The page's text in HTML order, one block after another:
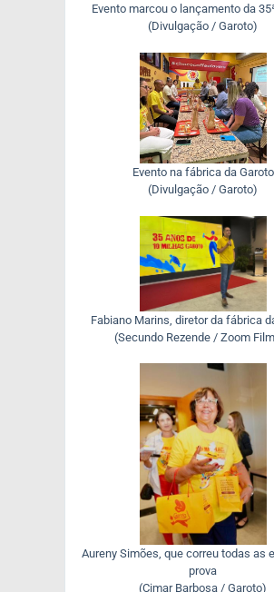
Evento marcou o lançamento da
(Divulgação / Garoto)
Evento na fábrica da Garoto
(Divulgação / Garoto)
Fabiano Marins, diretor da fábrica
(Secundo Rezende / Zoom
Aureny Simões, que correu todas as
prova
(Cimar Barbosa / Garoto)